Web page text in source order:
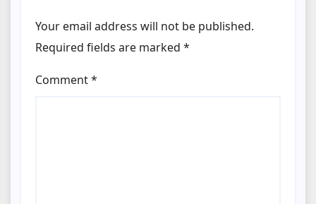
Your email address will not be published.
Required fields are marked *
Comment*